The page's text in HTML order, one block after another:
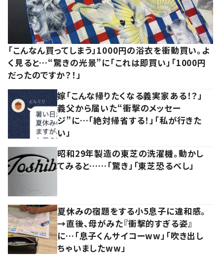
「こんなん買ってしまう」1000円の浴衣を衝動買い。よ
く見ると…“驚きの光景”に「これは即買い」「1000円
だったのですか？！」
嫁「こんな帰りたくなる義実家ある！？」
義父から届いた“衝撃のメッセー
ジ”に…「絶対帰省する！」「私が行きた
い」
昭和29年製造の東芝の洗濯機。動かし
てみると……「驚き」「東芝恐るべし」
夏休みの宿題をする小5息子に違和感。
→直後、母がみた『衝撃的すぎる姿』
に…「息子くんサイコーww」「吹き出し
ちゃいましたww」